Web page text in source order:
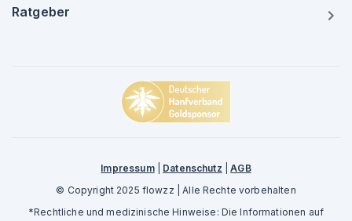
Ratgeber
Impressum| Datenschutz |AGB
© Copyright 2025 flowzz | Alle Rechte vorbehalten
*Rechtliche und medizinische Hinweise: Die Informationen auf